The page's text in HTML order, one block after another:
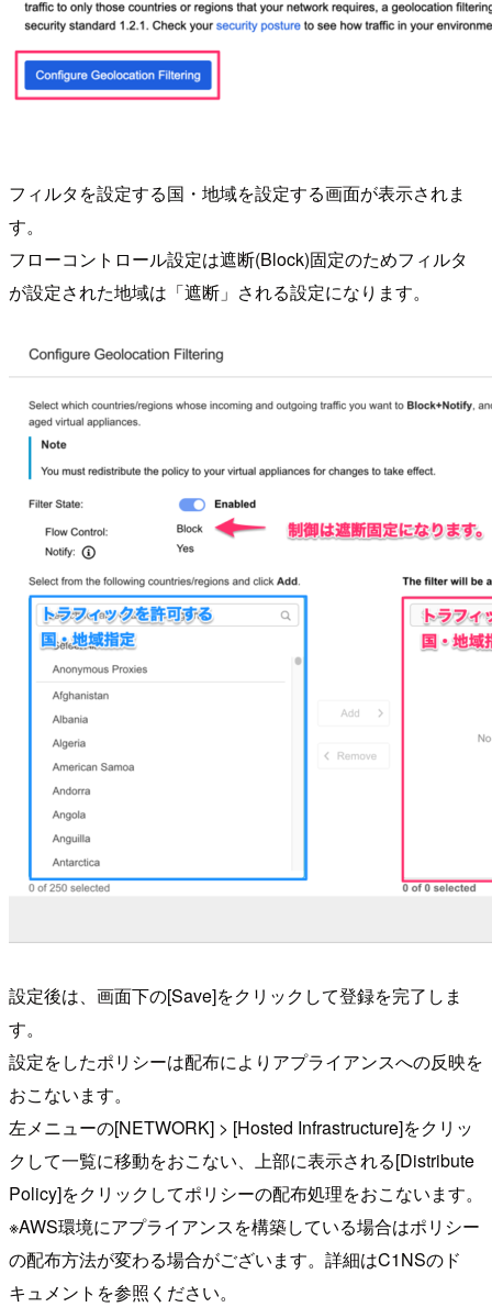
フィルタを設定する国・地域を設定する画面が表示されま
す。
フローコントロール設定は遮断(Block)固定のためフィルタ
が設定された地域は「遮断」される設定になります。
設定後は、画面下の[Save]をクリックして登録を完了しま
す。
設定をしたポリシーは配布によりアプライアンスへの反映を
おこないます。
左メニューの[NETWORK] > [Hosted Infrastructure]をクリッ
クして一覧に移動をおこない、上部に表示される[Distribute
Policy]をクリックしてポリシーの配布処理をおこないます。
※AWS環境にアプライアンスを構築している場合はポリシー
の配布方法が変わる場合がございます。詳細はC1NSのド
キュメントを参照ください。